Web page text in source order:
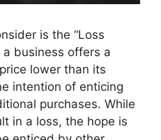
is the “Loss
a business offers a
lower than its
intention of enticing
purchases. While
in a loss, the hope is